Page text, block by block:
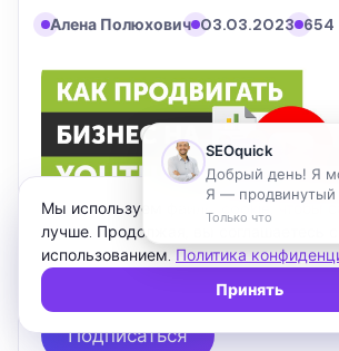
Алена Полюхович 03.03.2023 654
Подписаться
Мы используем файлы cookie, чтобы
лучше. Продолжая, вы соглашаетесь с
использованием. Политика
Принять